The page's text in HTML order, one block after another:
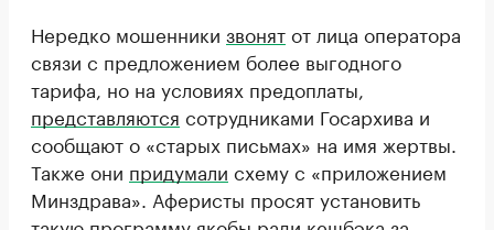
Нередко мошенники звонятот лица оператора
связи с предложением более выгодного
тарифа, но на условиях предоплаты,
представляются сотрудниками Госархива и
сообщают о «старых письмах» на имя жертвы.
Также они придумали схему с «приложением
Минздрава». Аферисты просят установить